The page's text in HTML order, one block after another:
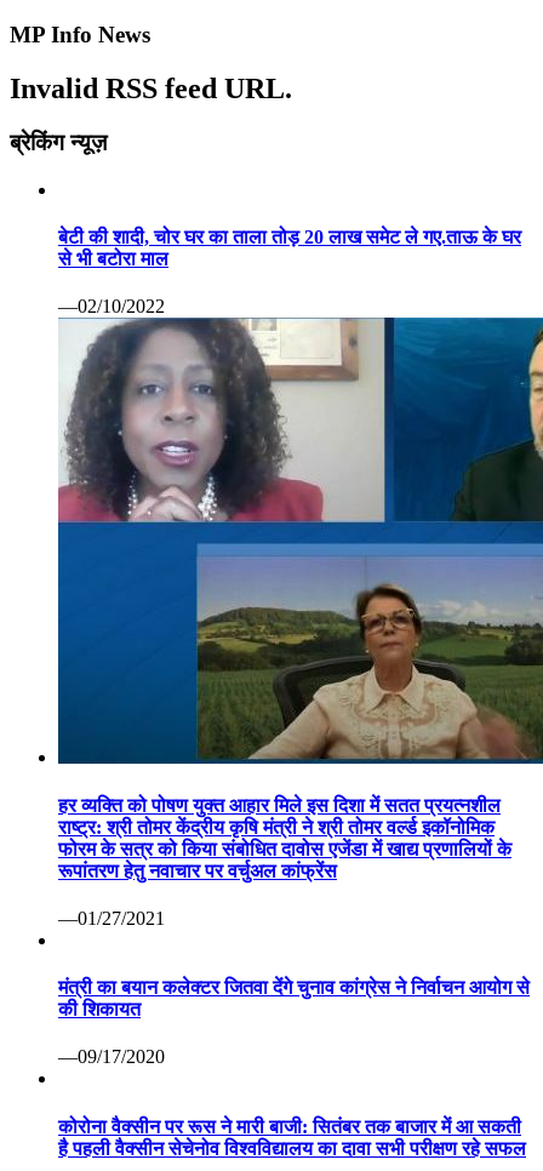
MP Info News
Invalid RSS feed URL.
ब्रेकिंग न्यूज़
बेटी की शादी, चोर घर का ताला तोड़ 20 लाख समेट ले गए.ताऊ के घर
से भी बटोरा माल
—02/10/2022
हर व्यक्ति को पोषण युक्त आहार मिले इस दिशा में सतत प्रयत्नशील
राष्ट्र: श्री तोमर केंद्रीय कृषि मंत्री ने श्री तोमर वर्ल्ड इकॉनोमिक
फोरम के सत्र को किया संबोधित दावोस एजेंडा में खाद्य प्रणालियों के
रूपांतरण हेतु नवाचार पर वर्चुअल कांफ्रेंस
—01/27/2021
मंत्री का बयान कलेक्टर जितवा देंगे चुनाव कांग्रेस ने निर्वाचन आयोग से
की शिकायत
—09/17/2020
कोरोना वैक्सीन पर रूस ने मारी बाजी: सितंबर तक बाजार में आ सकती
है पहली वैक्सीन सेचेनोव विश्वविद्यालय का दावा सभी परीक्षण रहे सफल